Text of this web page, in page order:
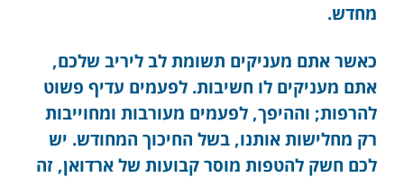
מחדש.
כאשר אתם מעניקים תשומת לב ליריב שלכם,
אתם מעניקים לו חשיבות. לפעמים עדיף פשוט
להרפות; וההיפך, לפעמים מעורבות ומחוייבות
רק מחלישות אותנו, בשל החיכוך המחודש. יש
לכם חשק להטפות מוסר קבועות של ארדואן, זה